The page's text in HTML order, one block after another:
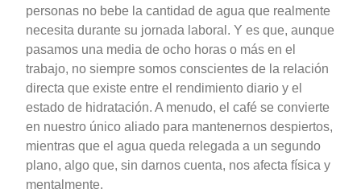
personas no bebe la cantidad de agua que realmente
necesita durante su jornada laboral. Y es que, aunque
pasamos una media de ocho horas o más en el
trabajo, no siempre somos conscientes de la relación
directa que existe entre el rendimiento diario y el
estado de hidratación. A menudo, el café se convierte
en nuestro único aliado para mantenernos despiertos,
mientras que el agua queda relegada a un segundo
plano, algo que, sin darnos cuenta, nos afecta física y
mentalmente.